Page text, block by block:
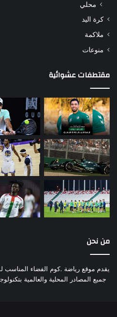
محلي
كرة اليد
ملاكمة
منوعات
مقتطفات عشوائية
من نحن
يقدم موقع رياضة .كوم الفضاء المناسب
جميع المصادر المحلية والعالمية